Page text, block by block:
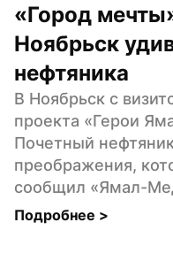
«Город
Ноябрьск
нефтяника
В Ноябрьск с
проекта «Герои
Почетный
преображения,
сообщил «Ямал-
Подробнее >